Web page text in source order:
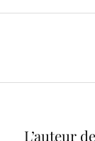
L’auteur